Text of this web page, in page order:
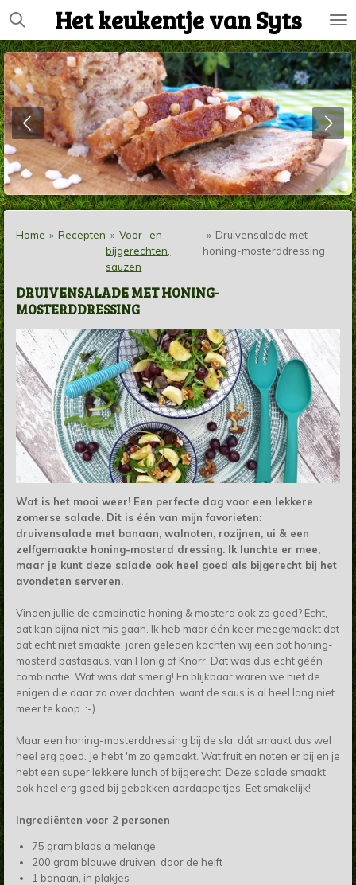
Ga
direct
naar
de
hoofdinhoud
Het keukentje van Syts
Home » Recepten » Voor- en
bijgerechten,
sauzen
» Druivensalade met
honing-mosterddressing
DRUIVENSALADE MET HONING-
MOSTERDDRESSING
Wat is het mooi weer! Een perfecte dag voor een lekkere
zomerse salade. Dit is één van mijn favorieten:
druivensalade met banaan, walnoten, rozijnen, ui & een
zelfgemaakte honing-mosterd dressing. Ik lunchte er mee,
maar je kunt deze salade ook heel goed als bijgerecht bij het
avondeten serveren.
Vinden jullie de combinatie honing & mosterd ook zo goed? Echt,
dat kan bijna niet mis gaan. Ik heb maar één keer meegemaakt dat
dat echt niet smaakte: jaren geleden kochten wij een pot honing-
mosterd pastasaus, van Honig of Knorr. Dat was dus echt géén
combinatie. Wat was dat smerig! En blijkbaar waren we niet de
enigen die daar zo over dachten, want de saus is al heel lang niet
meer te koop. :-)
Maar een honing-mosterddressing bij de sla, dát smaakt dus wel
heel erg goed. Je hebt 'm zo gemaakt. Wat fruit en noten er bij en je
hebt een super lekkere lunch of bijgerecht. Deze salade smaakt
ook heel erg goed bij gebakken aardappeltjes. Eet smakelijk!
Ingrediënten voor 2 personen
75 gram bladsla melange
200 gram blauwe druiven, door de helft
1 banaan, in plakjes